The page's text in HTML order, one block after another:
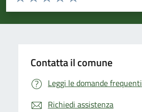
Valuta 5 stelle su 5
Valuta 4 stelle su 5
Valuta 3 stelle su 5
Valuta 2 stelle su 5
Valuta 1 stelle su 5
Contatta il comune
Leggi le domande frequenti
Richiedi assistenza